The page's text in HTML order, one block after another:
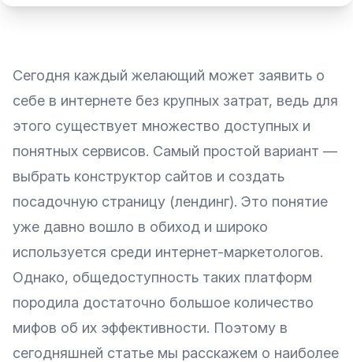
Сегодня каждый желающий может заявить о
себе в интернете без крупных затрат, ведь для
этого существует множество доступных и
понятных сервисов. Самый простой вариант —
выбрать конструктор сайтов и создать
посадочную страницу (лендинг). Это понятие
уже давно вошло в обиход и широко
используется среди интернет-маркетологов.
Однако, общедоступность таких платформ
породила достаточно большое количество
мифов об их эффективности. Поэтому в
сегодняшней статье мы расскажем о наиболее